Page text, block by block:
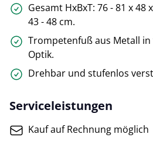
Gesamt HxBxT: 76 - 81 x 48
43 - 48 cm.
Trompetenfuß aus Metall
Optik.
Drehbar und stufenlos
Serviceleistungen
Kauf auf Rechnung möglich